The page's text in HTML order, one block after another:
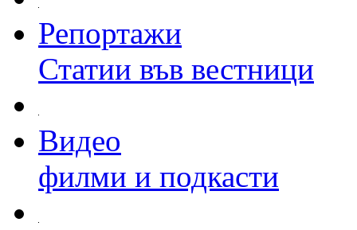
Репортажи
Статии във вестници
Видео
филми и подкасти